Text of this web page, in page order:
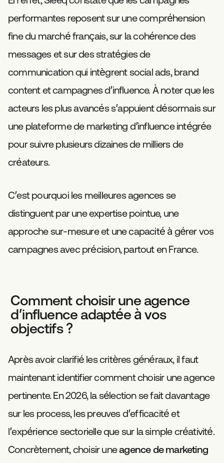
performantes reposent sur une compréhension
fine du marché français, sur la cohérence des
messages et sur des stratégies de
communication qui intègrent social ads, brand
content et campagnes d’influence. À noter que les
acteurs les plus avancés s’appuient désormais sur
une plateforme de marketing d’influence intégrée
pour suivre plusieurs dizaines de milliers de
créateurs.
C’est pourquoi les meilleures agences se
distinguent par une expertise pointue, une
approche sur-mesure et une capacité à gérer vos
campagnes avec précision, partout en France.
Comment choisir une agence
d’influence adaptée à vos
objectifs ?
Après avoir clarifié les critères généraux, il faut
maintenant identifier comment choisir une agence
pertinente. En 2026, la sélection se fait davantage
sur les process, les preuves d’efficacité et
l’expérience sectorielle que sur la simple créativité.
Concrètement, choisir uneagence de marketing